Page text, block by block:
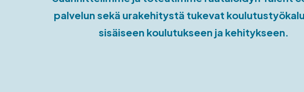
palvelun sekä urakehitystä tukevat
sisäiseen koulutukseen ja kehitykseen.